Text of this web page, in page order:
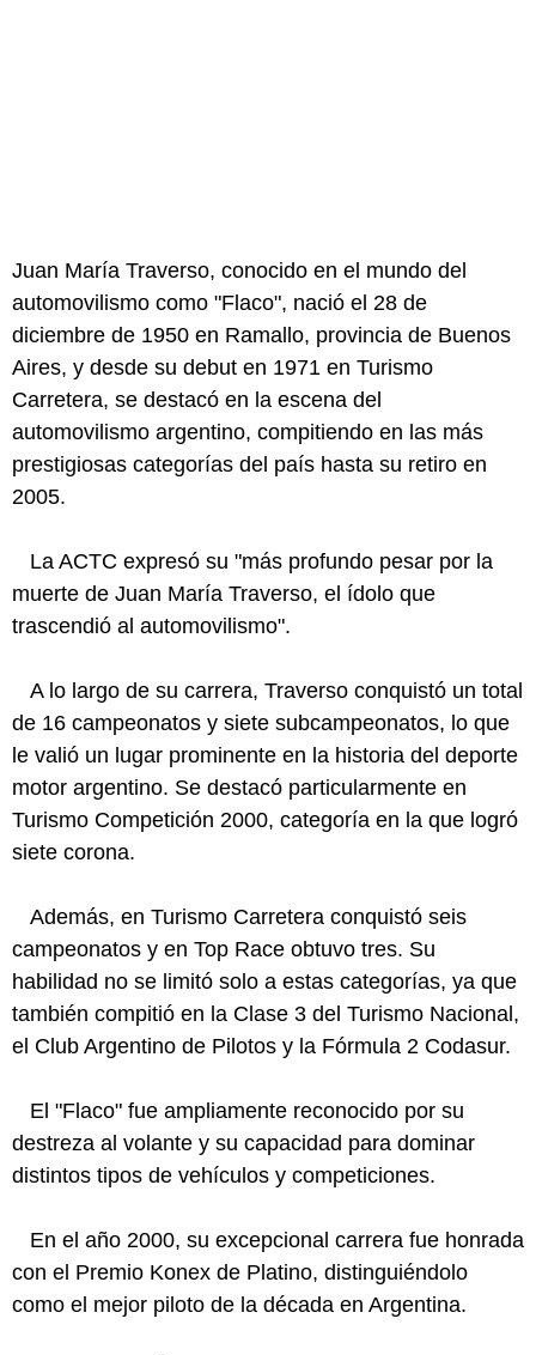
Juan María Traverso, conocido en el mundo del
automovilismo como "Flaco", nació el 28 de
diciembre de 1950 en Ramallo, provincia de Buenos
Aires, y desde su debut en 1971 en Turismo
Carretera, se destacó en la escena del
automovilismo argentino, compitiendo en las más
prestigiosas categorías del país hasta su retiro en
2005.
La ACTC expresó su "más profundo pesar por la
muerte de Juan María Traverso, el ídolo que
trascendió al automovilismo".
A lo largo de su carrera, Traverso conquistó un total
de 16 campeonatos y siete subcampeonatos, lo que
le valió un lugar prominente en la historia del deporte
motor argentino. Se destacó particularmente en
Turismo Competición 2000, categoría en la que logró
siete corona.
Además, en Turismo Carretera conquistó seis
campeonatos y en Top Race obtuvo tres. Su
habilidad no se limitó solo a estas categorías, ya que
también compitió en la Clase 3 del Turismo Nacional,
el Club Argentino de Pilotos y la Fórmula 2 Codasur.
El "Flaco" fue ampliamente reconocido por su
destreza al volante y su capacidad para dominar
distintos tipos de vehículos y competiciones.
En el año 2000, su excepcional carrera fue honrada
con el Premio Konex de Platino, distinguiéndolo
como el mejor piloto de la década en Argentina.